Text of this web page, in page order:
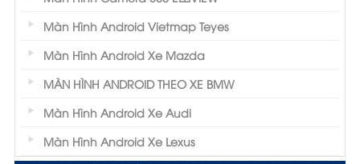
cách nhiệt khác. Sản phẩm sử dụng công
nghệ lắng đọng Nano kết hợp với các màng
kép mỏng Ceramics được phủ lên bề mặt
mang lại hiệu suất cách nhiệt và chống chói
Màn Hình Android Vietmap Teyes
Màn Hình Android Xe Mazda
MÀN HÌNH ANDROID THEO XE BMW
Màn Hình Android Xe Audi
Màn Hình Android Xe Lexus